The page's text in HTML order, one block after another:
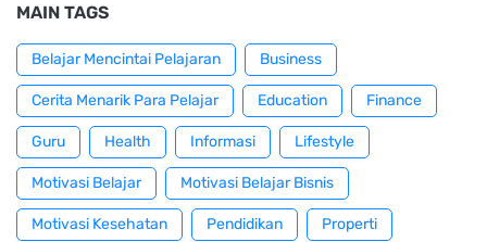
MAIN TAGS
Belajar Mencintai Pelajaran Business
Cerita Menarik Para Pelajar Education Finance
Guru Health Informasi Lifestyle
Motivasi Belajar Motivasi Belajar Bisnis
Motivasi Kesehatan Pendidikan Properti